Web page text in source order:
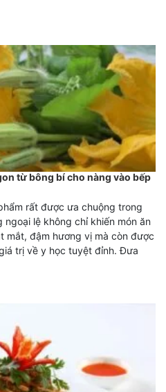
từ bông bí cho nàng vào bếp
rất được ưa chuộng trong
lệ không chỉ khiến món ăn
mắt, đậm hương vị mà còn được
trị về y học tuyệt đỉnh. Đưa